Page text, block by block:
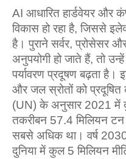
AI आधारित हार्डवेयर और
विकास हो रहा है, जिससे
है। पुराने सर्वर, प्रोसेसर
अनुपयोगी हो जाते हैं, तो
पर्यावरण प्रदूषण बढ़ता है।
और जल स्रोतों को
(UN) के अनुसार 2021 में
तकरीबन 57.4 मिलियन
सबसे अधिक था। वर्ष
दुनिया में कुल 5 मिलियन